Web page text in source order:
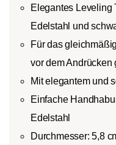
Elegantes Leveling
Edelstahl und
Für das
vor dem Andrücken
Mit elegantem und
Einfache
Edelstahl
Durchmesser: 5,8